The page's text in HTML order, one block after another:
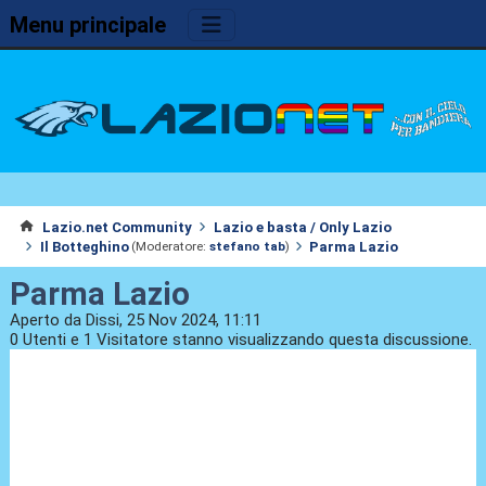
Menu principale
Lazio.net Community
Lazio e basta / Only Lazio
Il Botteghino (Moderatore: stefano tab) Parma Lazio
Parma Lazio
Aperto da Dissi, 25 Nov 2024, 11:11
0 Utenti e 1 Visitatore stanno visualizzando questa discussione.